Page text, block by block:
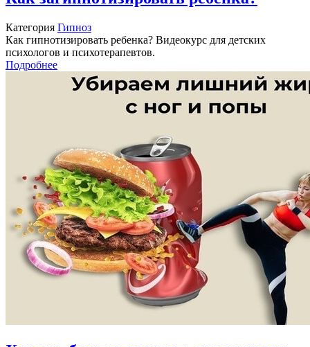
Категория Гипноз
Как гипнотизировать ребенка? Видеокурс для детских
психологов и психотерапевтов.
Подробнее